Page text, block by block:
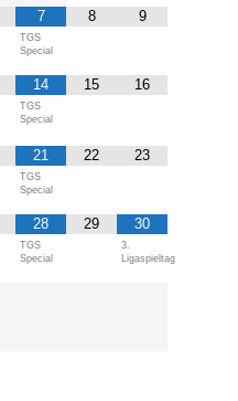
7
TGS
Special
8 9
14
TGS
Special
15 16
21
TGS
Special
22 23
28
TGS
Special
29 30
3.
Ligaspieltag